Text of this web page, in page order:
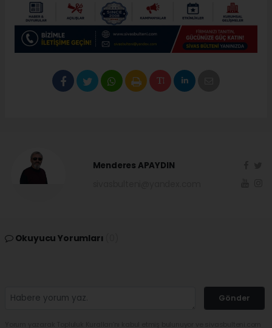
Menderes APAYDIN
Okuyucu Yorumları
Gönder